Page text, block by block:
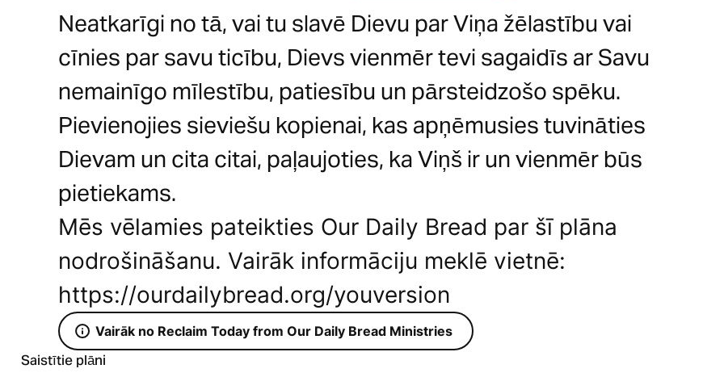
Neatkarīgi no tā, vai tu slavē Dievu par Viņa žēlastību vai
cīnies par savu ticību, Dievs vienmēr tevi sagaidīs ar Savu
nemainīgo mīlestību, patiesību un pārsteidzošo spēku.
Pievienojies sieviešu kopienai, kas apņēmusies tuvināties
Dievam un cita citai, paļaujoties, ka Viņš ir un vienmēr būs
pietiekams.
Mēs vēlamies pateikties Our Daily Bread par šī plāna
nodrošināšanu. Vairāk informāciju meklē vietnē:
https://ourdailybread.org/youversion
Vairāk no Reclaim Today from Our Daily Bread Ministries
Saistītie plāni